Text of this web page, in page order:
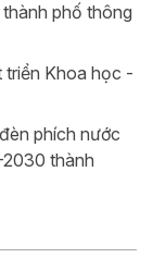
phố thông
triển Khoa học -
phích nước
thành